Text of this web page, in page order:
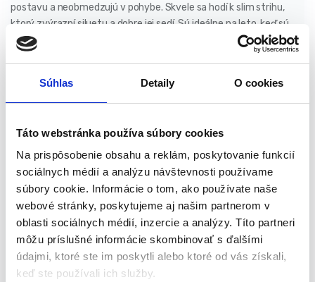
Súhlas Detaily O cookies
Táto webstránka používa súbory cookies
Na prispôsobenie obsahu a reklám, poskytovanie funkcií
sociálnych médií a analýzu návštevnosti používame
súbory cookie. Informácie o tom, ako používate naše
webové stránky, poskytujeme aj našim partnerom v
oblasti sociálnych médií, inzercie a analýzy. Títo partneri
môžu príslušné informácie skombinovať s ďalšími
údajmi, ktoré ste im poskytli alebo ktoré od vás získali,
keď ste používali ich služby.
postavu a neobmedzujú v pohybe. Skvele sa hodí k slim strihu,
ktorý zvýrazní siluetu a dobre jej sedí. Sú ideálne na leto, keď sú
vysoké teploty.
Pre pohodlné umiestnenie rôznych pomôcok sú nohavice
vybavené niekoľkými multifunkčnými, priestrannými
priestranné vrecká. Miesta najviac vystavené oderu sú vystužené
tkaninou Oxford. Nohavice majú bavlnený opasok s kovovou
prackou, na ktorej je vyrazené logo NEO TOOLS.
Vlastnosti produktu:
Pracovné šortky s elastanom, vystužené Oxford tkaninou
Prídavok elastanu – lepšie prispôsobenie postave a voľnosť
pohybu
Jedinečný slim strih, ktorý sa prispôsobí telu
Ideálne na teplejšie dni